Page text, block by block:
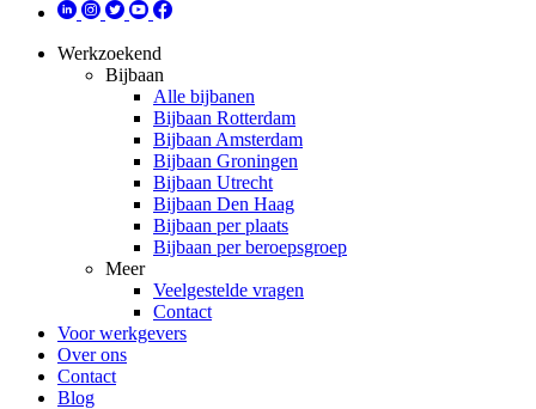
Werkzoekend
Bijbaan
Alle bijbanen
Bijbaan Rotterdam
Bijbaan Amsterdam
Bijbaan Groningen
Bijbaan Utrecht
Bijbaan Den Haag
Bijbaan per plaats
Bijbaan per beroepsgroep
Meer
Veelgestelde vragen
Contact
Voor werkgevers
Over ons
Contact
Blog